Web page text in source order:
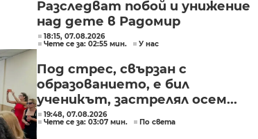
Разследват побой и унижение
над дете в Радомир
18:15, 07.08.2026
Чете се за: 02:55 мин.
У нас
Под стрес, свързан с
образованието, е бил
ученикът, застрелял осем...
19:48, 07.08.2026
Чете се за: 03:07 мин.
По света